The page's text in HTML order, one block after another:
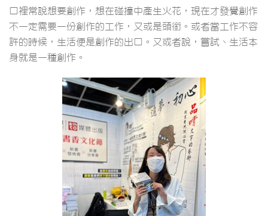
口裡常說想要創作，想在碰撞中產生火花，現在才發覺創作
不一定需要一份創作的工作，又或是頭銜。或者當工作不容
許的時候，生活便是創作的出口。又或者說，嘗試、生活本
身就是一種創作。